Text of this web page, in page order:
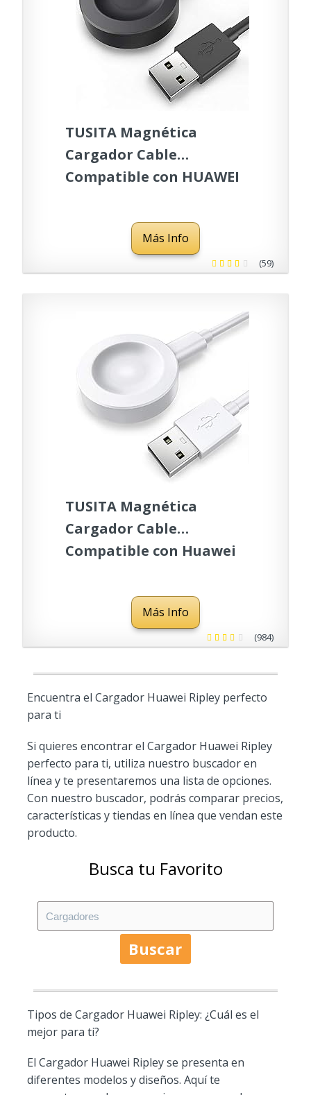
TUSITA Magnética
Cargador Cable
Compatible con HUAWEI
Más Info
(59)
TUSITA Magnética
Cargador Cable
Compatible con Huawei
Más Info
(984)
Encuentra el Cargador Huawei Ripley perfecto
para ti
Si quieres encontrar el Cargador Huawei Ripley
perfecto para ti, utiliza nuestro buscador en
línea y te presentaremos una lista de opciones.
Con nuestro buscador, podrás comparar precios,
características y tiendas en línea que vendan este
producto.
Busca tu Favorito
Buscar
Tipos de Cargador Huawei Ripley: ¿Cuál es el
mejor para ti?
El Cargador Huawei Ripley se presenta en
diferentes modelos y diseños. Aquí te